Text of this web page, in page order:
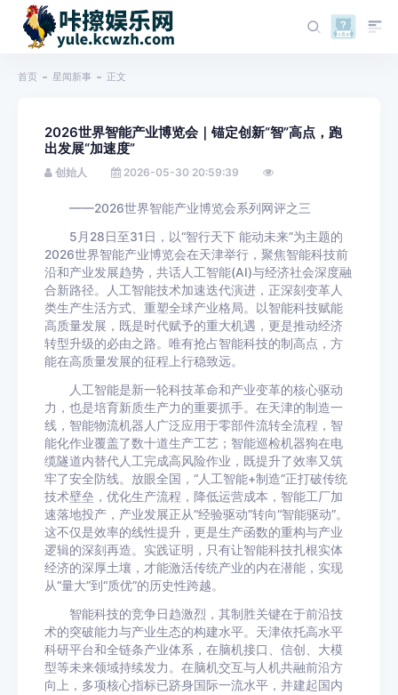
首页 星闻新事 正文
2026世界智能产业博览会｜锚定创新“智”高点，跑
出发展“加速度”
创始人 2026-05-30 20:59:39
——2026世界智能产业博览会系列网评之三
5月28日至31日，以“智行天下 能动未来”为主题的
2026世界智能产业博览会在天津举行，聚焦智能科技前
沿和产业发展趋势，共话人工智能(AI)与经济社会深度融
合新路径。人工智能技术加速迭代演进，正深刻变革人
类生产生活方式、重塑全球产业格局。以智能科技赋能
高质量发展，既是时代赋予的重大机遇，更是推动经济
转型升级的必由之路。唯有抢占智能科技的制高点，方
能在高质量发展的征程上行稳致远。
人工智能是新一轮科技革命和产业变革的核心驱动
力，也是培育新质生产力的重要抓手。在天津的制造一
线，智能物流机器人广泛应用于零部件流转全流程，智
能化作业覆盖了数十道生产工艺；智能巡检机器狗在电
缆隧道内替代人工完成高风险作业，既提升了效率又筑
牢了安全防线。放眼全国，“人工智能+制造”正打破传统
技术壁垒，优化生产流程，降低运营成本，智能工厂加
速落地投产，产业发展正从“经验驱动”转向“智能驱动”。
这不仅是效率的线性提升，更是生产函数的重构与产业
逻辑的深刻再造。实践证明，只有让智能科技扎根实体
经济的深厚土壤，才能激活传统产业的内在潜能，实现
从“量大”到“质优”的历史性跨越。
智能科技的竞争日趋激烈，其制胜关键在于前沿技
术的突破能力与产业生态的构建水平。天津依托高水平
科研平台和全链条产业体系，在脑机接口、信创、大模
型等未来领域持续发力。在脑机交互与人机共融前沿方
向上，多项核心指标已跻身国际一流水平，并建起国内